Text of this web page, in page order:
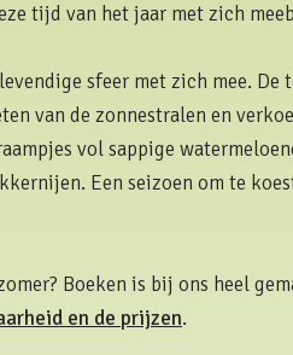
tijd van het jaar met zich
sfeer met zich mee. De
van de zonnestralen en
vol sappige
Een seizoen om te
Boeken is bij ons heel
en de prijzen.